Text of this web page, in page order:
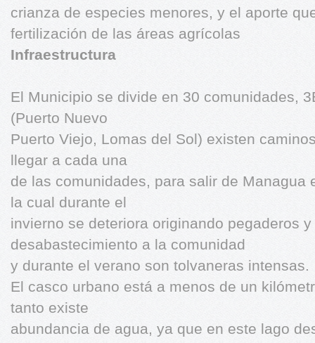
crianza de especies menores, y el aporte
fertilización de las áreas agrícolas
Infraestructura
El Municipio se divide en 30 comunidades,
(Puerto Nuevo
Puerto Viejo, Lomas del Sol) existen
llegar a cada una
de las comunidades, para salir de Managua
la cual durante el
invierno se deteriora originando pegaderos
desabastecimiento a la comunidad
y durante el verano son tolvaneras intensas.
El casco urbano está a menos de un
tanto existe
abundancia de agua, ya que en este lago